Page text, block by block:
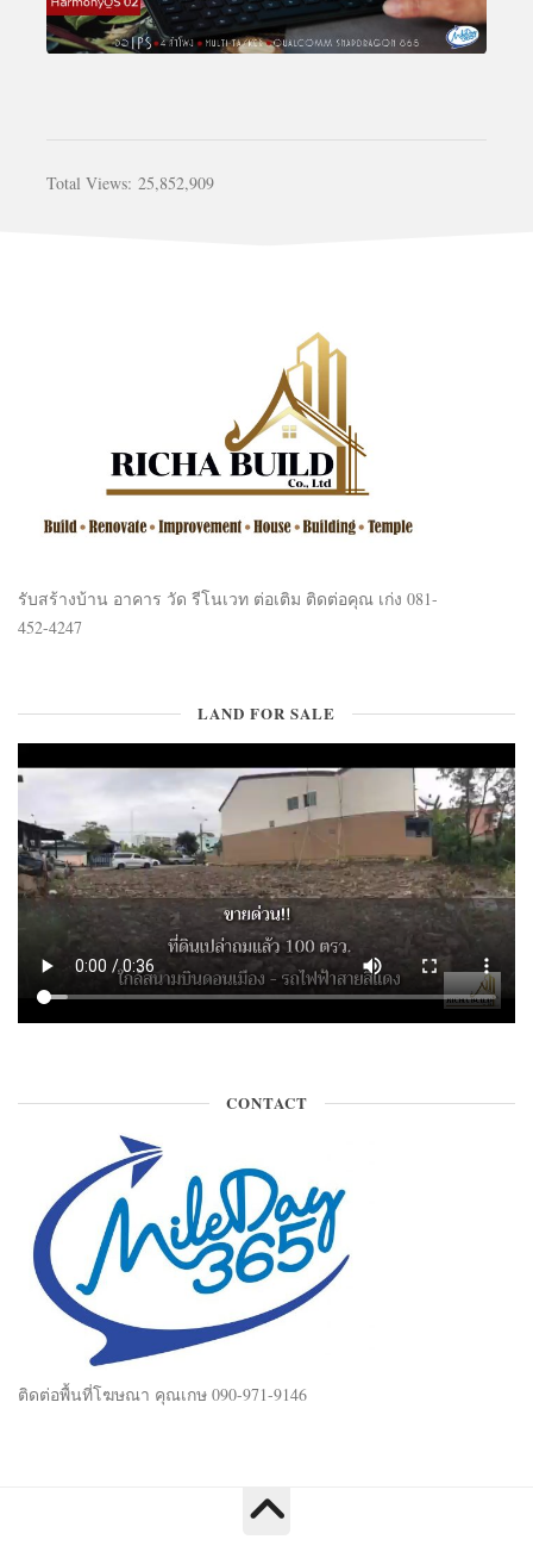
Total Views: 25,852,909
รับสร้างบ้าน อาคาร วัด รีโนเวท ต่อเติม ติดต่อคุณ เก่ง 081-
452-4247
LAND FOR SALE
CONTACT
ติดต่อพื้นที่โฆษณา คุณเกษ 090-971-9146